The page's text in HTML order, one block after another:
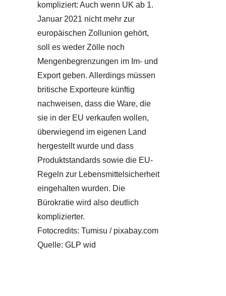
kompliziert: Auch wenn UK ab 1.
Januar 2021 nicht mehr zur
europäischen Zollunion gehört,
soll es weder Zölle noch
Mengenbegrenzungen im Im- und
Export geben. Allerdings müssen
britische Exporteure künftig
nachweisen, dass die Ware, die
sie in der EU verkaufen wollen,
überwiegend im eigenen Land
hergestellt wurde und dass
Produktstandards sowie die EU-
Regeln zur Lebensmittelsicherheit
eingehalten wurden. Die
Bürokratie wird also deutlich
komplizierter.
Fotocredits: Tumisu / pixabay.com
Quelle: GLP wid